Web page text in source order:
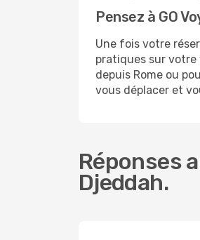
Pensez à GO
Une fois votre
pratiques sur votre
depuis Rome ou
vous déplacer et
Réponses
Djeddah.